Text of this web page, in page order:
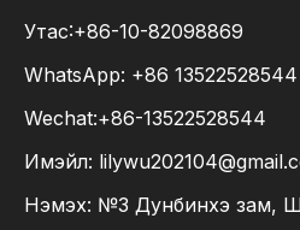
Утас:+86-10-82098869
WhatsApp: +86 13522528544
Wechat:+86-13522528544
Имэйл:
Нэмэх: №3 Дунбинхэ зам,